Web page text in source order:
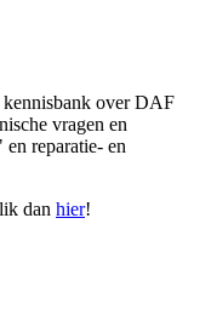
kennisbank over DAF
vragen en
reparatie- en
dan hier!